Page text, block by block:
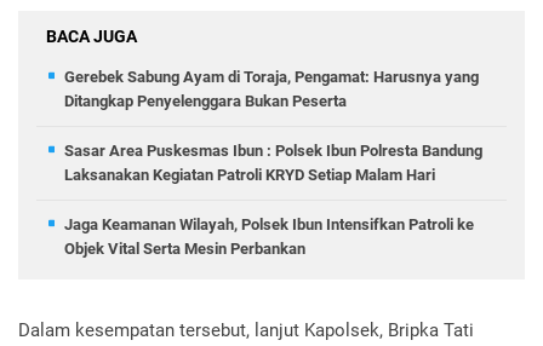
BACA JUGA
Gerebek Sabung Ayam di Toraja, Pengamat: Harusnya yang
Ditangkap Penyelenggara Bukan Peserta
Sasar Area Puskesmas Ibun : Polsek Ibun Polresta Bandung
Laksanakan Kegiatan Patroli KRYD Setiap Malam Hari
Jaga Keamanan Wilayah, Polsek Ibun Intensifkan Patroli ke
Objek Vital Serta Mesin Perbankan
Dalam kesempatan tersebut, lanjut Kapolsek, Bripka Tati